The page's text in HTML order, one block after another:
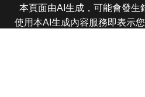
本頁面由AI生成，可能會發生
使用本AI生成內容服務即表示